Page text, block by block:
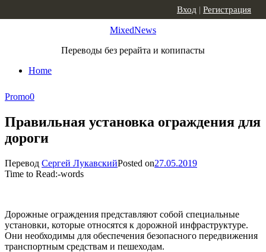
MixedNews
Переводы без рерайта и копипасты
Home
Вход | Регистрация
Promo0
Правильная установка ограждения для
дороги
Перевод Сергей ЛукавскийPosted on27.05.2019
Time to Read:-words
Дорожные ограждения представляют собой специальные
установки, которые относятся к дорожной инфраструктуре.
Они необходимы для обеспечения безопасного передвижения
транспортным средствам и пешеходам.